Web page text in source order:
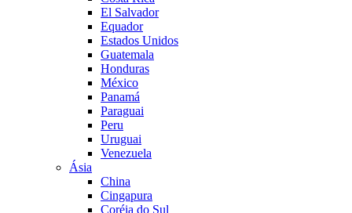
El Salvador
Equador
Estados Unidos
Guatemala
Honduras
México
Panamá
Paraguai
Peru
Uruguai
Venezuela
Ásia
China
Cingapura
Coréia do Sul